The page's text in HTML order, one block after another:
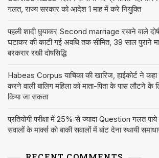
गलत, राज्य सरकार को आदेश 1 माह में करे नियुक्ति
पहली शादी छुपाकर Second marriage रचाने वाले
घटाकर की काटी गई अवधि तक सीमित, 39 साल पुराने
बरकरार रखी दोषसिद्धि
Habeas Corpus याचिका की खारिज, हाईकोर्ट ने कहा
करने वाली बालिग महिला को माता-पिता के पास लौटने के
किया जा सकता
प्रतियोगी परीक्षा में 25% से ज्यादा Question गलत
सवालों के मार्क्स को बाकी सवालों में बांट देना स्थायी